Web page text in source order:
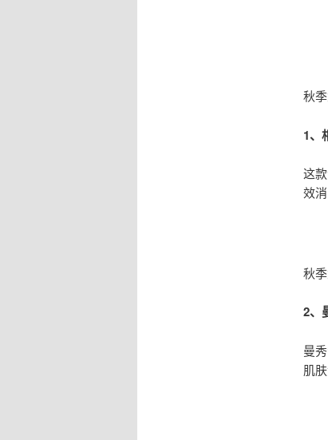
秋
1、
这
效
秋
2、
曼
肌